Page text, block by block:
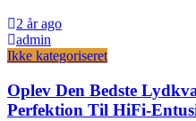
2 år ago
admin
Ikke kategoriseret
Oplev Den Bedste
Perfektion Til HiFi-